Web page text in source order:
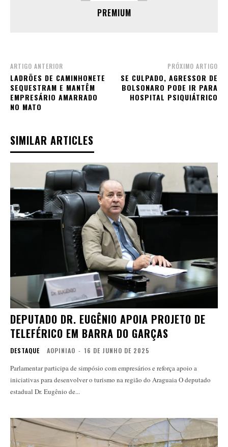
PREMIUM
ARTIGO ANTERIOR
LADRÕES DE CAMINHONETE
SEQUESTRAM E MANTÊM
EMPRESÁRIO AMARRADO
NO MATO
PRÓXIMO ARTIGO
SE CULPADO, AGRESSOR DE
BOLSONARO PODE IR PARA
HOSPITAL PSIQUIÁTRICO
SIMILAR ARTICLES
DEPUTADO DR. EUGÊNIO APOIA PROJETO DE
TELEFÉRICO EM BARRA DO GARÇAS
DESTAQUE AOPINIAO - 16 DE JUNHO DE 2025
Parlamentar participa de simpósio com empresários e reforça apoio a
iniciativas para desenvolver o turismo na região do Araguaia O deputado
estadual Dr. Eugênio de...